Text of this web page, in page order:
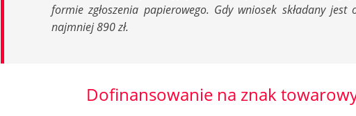
formie zgłoszenia papierowego. Gdy wniosek składany jest
najmniej 890 zł.
Dofinansowanie na znak